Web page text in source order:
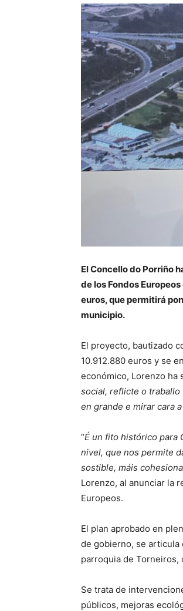
El Concello do Porriño
de los Fondos
euros, que permitirá
municipio.
El proyecto, bautizado
10.912.880 euros y se
económico, Lorenzo ha
social, reflicte o traballo
en grande e mirar cara a
“É un fito histórico para
nivel, que nos permite
sostible, máis
Lorenzo, al anunciar la
Europeos.
El plan aprobado en
de gobierno, se articula
parroquia de
Se trata de
públicos, mejoras